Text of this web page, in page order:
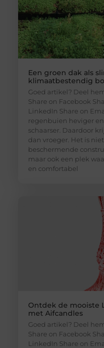
Een groen dak als
klimaatbestendig
Goed artikel? Deel
Share on Facebook
LinkedIn Share on
regenbuien heviger
schaarser. Daardoor
dan vroeger. Het is
beschermende
maar ook een plek
en comfortabel
Ontdek de mooiste
met Aifcandles
Goed artikel? Deel
Share on Facebook
LinkedIn Share on